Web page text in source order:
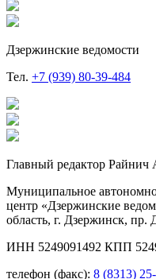
Дзержинские ведомости
Тел. +7 (939) 80-39-484
Главный редактор Райнич
Муниципальное
центр «Дзержинские
область, г. Дзержинск, пр.
ИНН 5249091492 КПП
телефон (факс): 8 (8313)